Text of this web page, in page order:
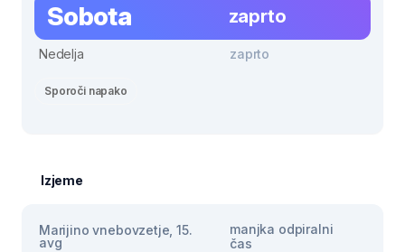
Sobota zaprto
Nedelja zaprto
Sporoči napako
Izjeme
Marijino vnebovzetje, 15.
avg
manjka odpiralni
čas